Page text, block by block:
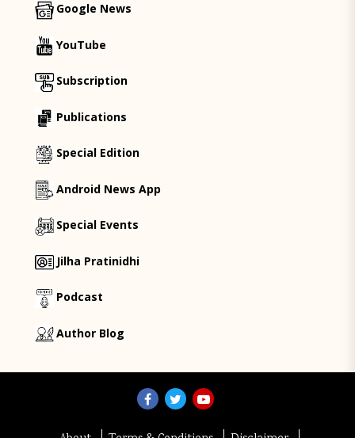
Google News
YouTube
Subscription
Publications
Special Edition
Android News App
Special Events
Jilha Pratinidhi
Podcast
Author Blog